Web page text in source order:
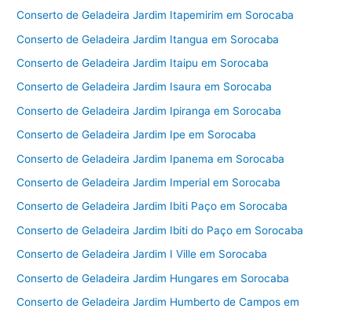
Conserto de Geladeira Jardim Itapemirim em Sorocaba
Conserto de Geladeira Jardim Itangua em Sorocaba
Conserto de Geladeira Jardim Itaipu em Sorocaba
Conserto de Geladeira Jardim Isaura em Sorocaba
Conserto de Geladeira Jardim Ipiranga em Sorocaba
Conserto de Geladeira Jardim Ipe em Sorocaba
Conserto de Geladeira Jardim Ipanema em Sorocaba
Conserto de Geladeira Jardim Imperial em Sorocaba
Conserto de Geladeira Jardim Ibiti Paço em Sorocaba
Conserto de Geladeira Jardim Ibiti do Paço em Sorocaba
Conserto de Geladeira Jardim I Ville em Sorocaba
Conserto de Geladeira Jardim Hungares em Sorocaba
Conserto de Geladeira Jardim Humberto de Campos em